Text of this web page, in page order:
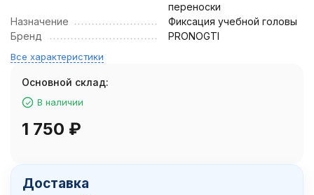
переноски
Назначение
Фиксация учебной головы
Бренд
PRONOGTI
Все характеристики
Основной склад:
В наличии
1 750 ₽
Доставка